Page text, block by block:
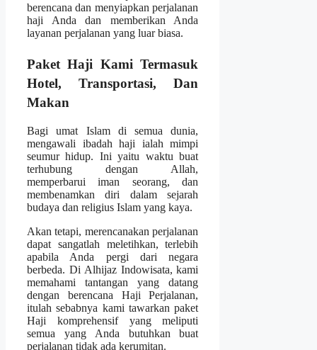
berencana dan menyiapkan perjalanan
haji Anda dan memberikan Anda
layanan perjalanan yang luar biasa.
Paket Haji Kami Termasuk
Hotel, Transportasi, Dan
Makan
Bagi umat Islam di semua dunia,
mengawali ibadah haji ialah mimpi
seumur hidup. Ini yaitu waktu buat
terhubung dengan Allah,
memperbarui iman seorang, dan
membenamkan diri dalam sejarah
budaya dan religius Islam yang kaya.
Akan tetapi, merencanakan perjalanan
dapat sangatlah meletihkan, terlebih
apabila Anda pergi dari negara
berbeda. Di Alhijaz Indowisata, kami
memahami tantangan yang datang
dengan berencana Haji Perjalanan,
itulah sebabnya kami tawarkan paket
Haji komprehensif yang meliputi
semua yang Anda butuhkan buat
perjalanan tidak ada kerumitan.